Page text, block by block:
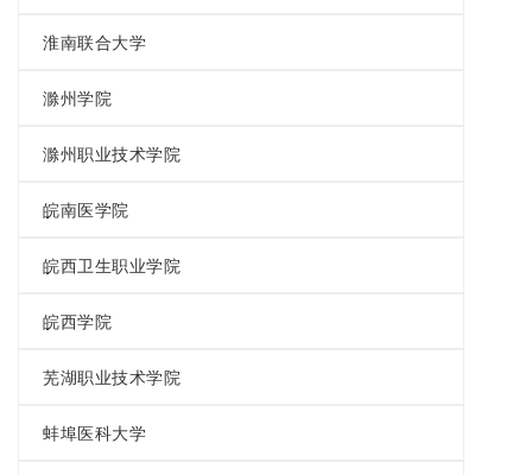
淮南联合大学
滁州学院
滁州职业技术学院
皖南医学院
皖西卫生职业学院
皖西学院
芜湖职业技术学院
蚌埠医科大学